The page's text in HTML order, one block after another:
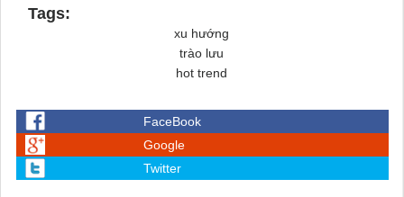
Tags:
xu hướng
trào lưu
hot trend
FaceBook
Google
Twitter